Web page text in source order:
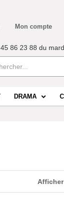
Mon compte
86 23 88 du
DRAMA
Afficher